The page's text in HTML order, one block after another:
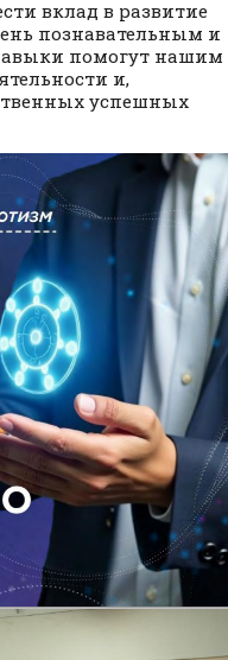
вклад в развитие
познавательным и
помогут нашим
и,
успешных